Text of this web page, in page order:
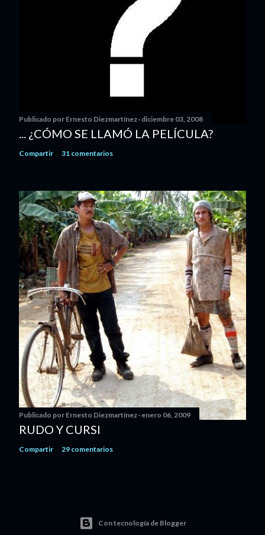
Publicado por Ernesto Diezmartínez diciembre 03, 2008
... ¿CÓMO SE LLAMÓ LA PELÍCULA?
Compartir 31 comentarios
Publicado por Ernesto Diezmartínez enero 06, 2009
RUDO Y CURSI
Compartir 29 comentarios
Con tecnología de Blogger